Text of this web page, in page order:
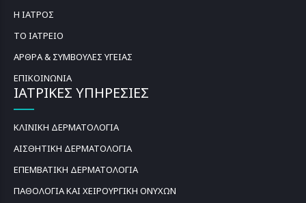
Η ΙΑΤΡΟΣ
ΤΟ ΙΑΤΡΕΙΟ
ΑΡΘΡΑ & ΣΥΜΒΟΥΛΕΣ ΥΓΕΙΑΣ
ΕΠΙΚΟΙΝΩΝΙΑ
ΙΑΤΡΙΚΕΣ ΥΠΗΡΕΣΙΕΣ
ΚΛΙΝΙΚΗ ΔΕΡΜΑΤΟΛΟΓΙΑ
ΑΙΣΘΗΤΙΚΗ ΔΕΡΜΑΤΟΛΟΓΙΑ
ΕΠΕΜΒΑΤΙΚΗ ΔΕΡΜΑΤΟΛΟΓΙΑ
ΠΑΘΟΛΟΓΙΑ ΚΑΙ ΧΕΙΡΟΥΡΓΙΚΗ ΟΝΥΧΩΝ